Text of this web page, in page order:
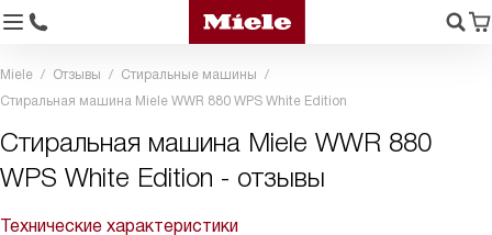
Miele Отзывы
Стиральные машины
Стиральная машина Miele WWR 880 WPS White Edition
Стиральная машина Miele WWR 880
WPS White Edition - отзывы
Технические характеристики